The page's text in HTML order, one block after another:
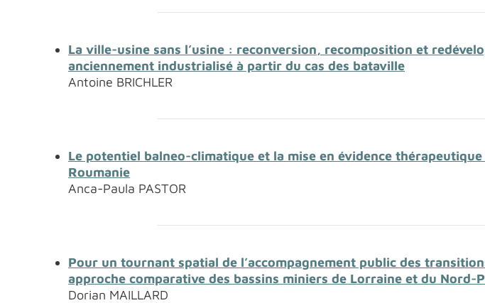
La ville-usine sans l’usine : reconversion, recomposition et
anciennement industrialisé à partir du cas des bataville
Antoine BRICHLER
Le potentiel balneo-climatique et la mise en évidence
Roumanie
Anca-Paula PASTOR
Pour un tournant spatial de l’accompagnement public des
approche comparative des bassins miniers de Lorraine et du Nord-
Dorian MAILLARD